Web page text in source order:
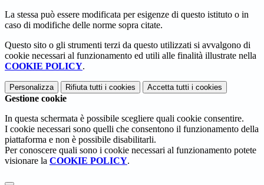
La stessa può essere modificata per esigenze di questo istituto o in
caso di modifiche delle norme sopra citate.
Questo sito o gli strumenti terzi da questo utilizzati si avvalgono di
cookie necessari al funzionamento ed utili alle finalità illustrate nella
COOKIE POLICY.
Personalizza Rifiuta tutti i cookies Accetta tutti i cookies
Gestione cookie
In questa schermata è possibile scegliere quali cookie consentire.
I cookie necessari sono quelli che consentono il funzionamento della
piattaforma e non è possibile disabilitarli.
Per conoscere quali sono i cookie necessari al funzionamento potete
visionare la COOKIE POLICY.